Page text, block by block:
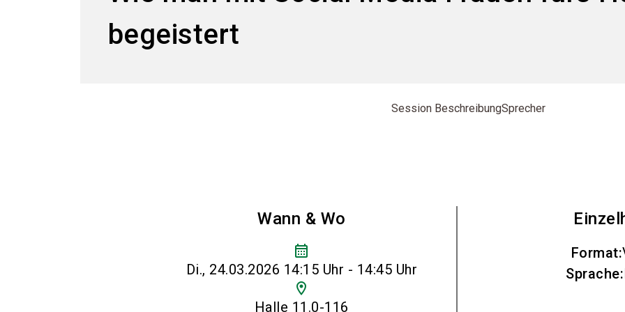
begeistert
Session BeschreibungSprecher
Wann & Wo
calendar_month
Di., 24.03.2026 14:15 Uhr - 14:45 Uhr
location_on
Halle 11.0-116
Format:
Sprache: